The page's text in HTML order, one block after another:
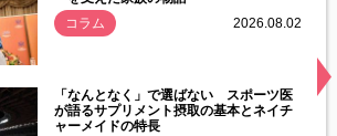
コラム
2026.08.02
「なんとなく」で選ばない スポーツ医
が語るサプリメント摂取の基本とネイチ
ャーメイドの特長